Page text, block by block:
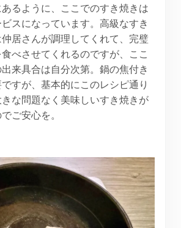
るように、ここでのすき焼きは
スになっています。高級なすき
居さんが調理してくれて、完璧
べさせてくれるのですが、ここ
来具合は自分次第。鍋の焦付き
すが、基本的にこのレシピ通り
な問題なく美味しいすき焼きが
ご安心を。